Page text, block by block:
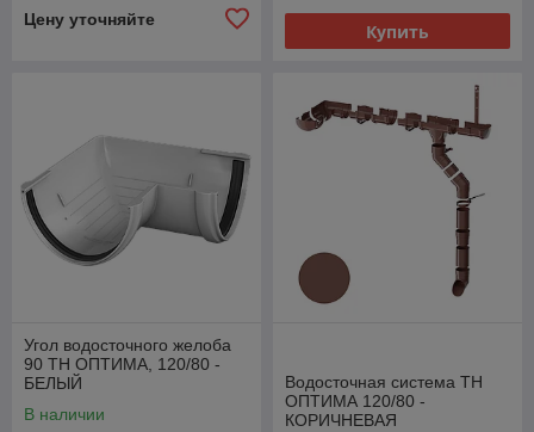
Цену уточняйте
Купить
Угол водосточного желоба
90 ТН ОПТИМА, 120/80 -
БЕЛЫЙ
В наличии
Водосточная система ТН
ОПТИМА 120/80 -
КОРИЧНЕВАЯ